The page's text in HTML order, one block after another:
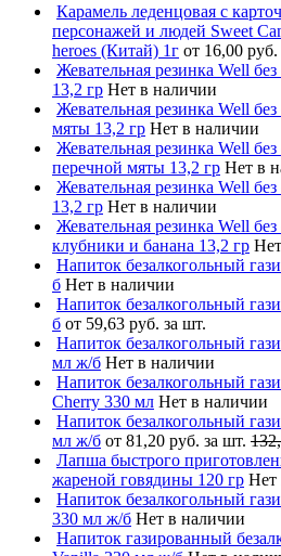
Карамель леденцовая с
персонажей и людей Sweet
heroes (Китай) 1г от 16,00 руб.
Жевательная резинка Well
13,2 гр Нет в наличии
Жевательная резинка Well
мяты 13,2 гр Нет в наличии
Жевательная резинка Well
перечной мяты 13,2 гр Нет в
Жевательная резинка Well без
13,2 гр Нет в наличии
Жевательная резинка Well
клубники и банана 13,2 гр
Напиток безалкогольный
б Нет в наличии
Напиток безалкогольный
б от 59,63 руб. за шт.
Напиток безалкогольный
мл ж/б Нет в наличии
Напиток безалкогольный
Cherry 330 мл Нет в наличии
Напиток безалкогольный
мл ж/б от 81,20 руб. за шт.
Лапша быстрого
жареной говядины 120 гр Нет
Напиток безалкогольный
330 мл ж/б Нет в наличии
Напиток газированный